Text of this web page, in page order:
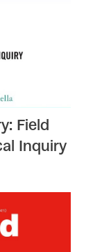
Field
Inquiry